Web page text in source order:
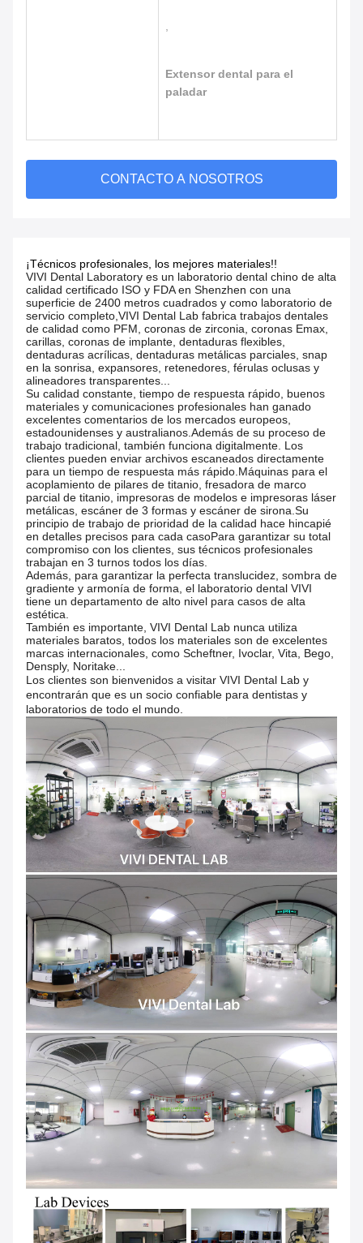
Extensor dental para el
paladar
CONTACTO A NOSOTROS
¡Técnicos profesionales, los mejores materiales!!
VIVI Dental Laboratory es un laboratorio dental chino de alta
calidad certificado ISO y FDA en Shenzhen con una
superficie de 2400 metros cuadrados y como laboratorio de
servicio completo,VIVI Dental Lab fabrica trabajos dentales
de calidad como PFM, coronas de zirconia, coronas Emax,
carillas, coronas de implante, dentaduras flexibles,
dentaduras acrílicas, dentaduras metálicas parciales, snap
en la sonrisa, expansores, retenedores, férulas oclusas y
alineadores transparentes...
Su calidad constante, tiempo de respuesta rápido, buenos
materiales y comunicaciones profesionales han ganado
excelentes comentarios de los mercados europeos,
estadounidenses y australianos.Además de su proceso de
trabajo tradicional, también funciona digitalmente. Los
clientes pueden enviar archivos escaneados directamente
para un tiempo de respuesta más rápido.Máquinas para el
acoplamiento de pilares de titanio, fresadora de marco
parcial de titanio, impresoras de modelos e impresoras láser
metálicas, escáner de 3 formas y escáner de sirona.Su
principio de trabajo de prioridad de la calidad hace hincapié
en detalles precisos para cada casoPara garantizar su total
compromiso con los clientes, sus técnicos profesionales
trabajan en 3 turnos todos los días.
Además, para garantizar la perfecta translucidez, sombra de
gradiente y armonía de forma, el laboratorio dental VIVI
tiene un departamento de alto nivel para casos de alta
estética.
También es importante, VIVI Dental Lab nunca utiliza
materiales baratos, todos los materiales son de excelentes
marcas internacionales, como Scheftner, Ivoclar, Vita, Bego,
Densply, Noritake...
Los clientes son bienvenidos a visitar VIVI Dental Lab y
encontrarán que es un socio confiable para dentistas y
laboratorios de todo el mundo.